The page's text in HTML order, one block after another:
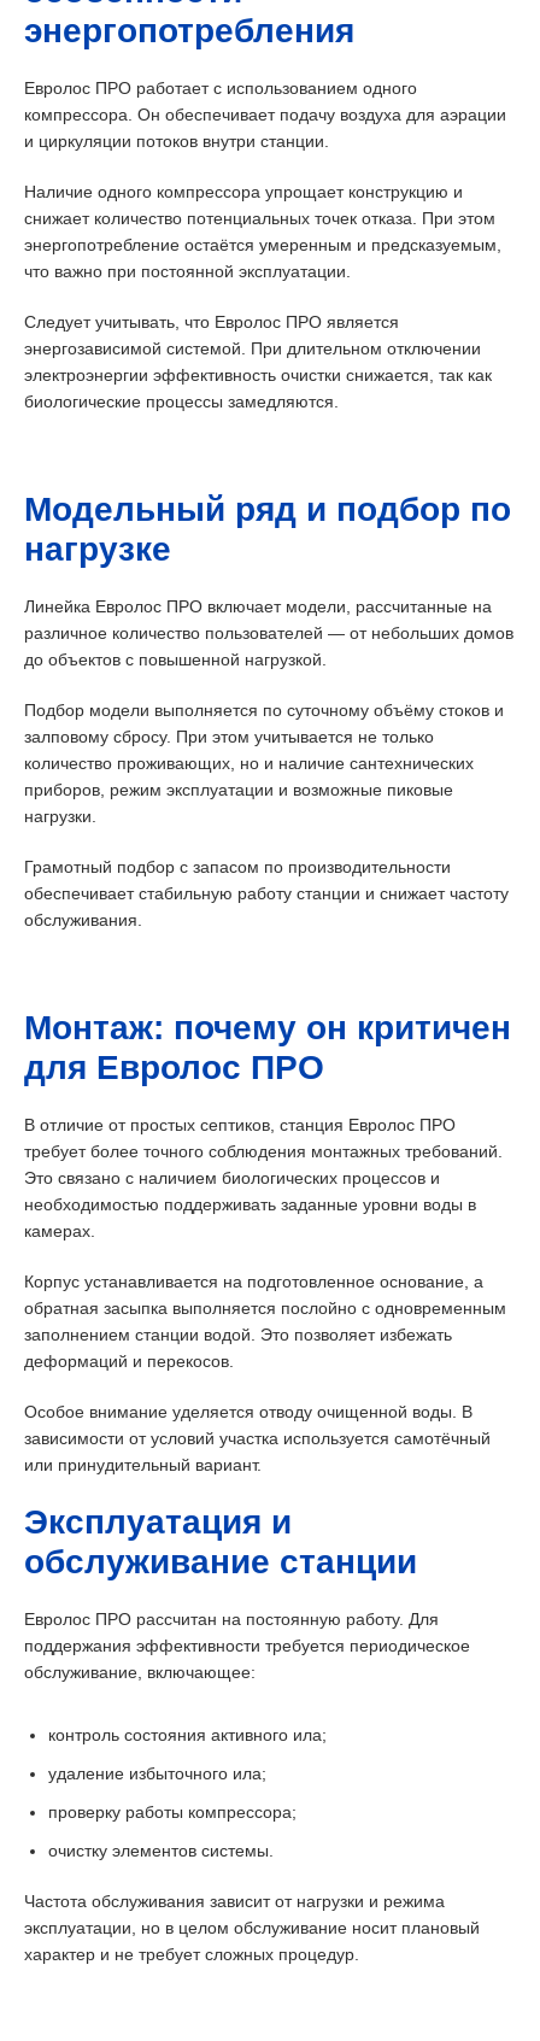
энергопотребления
Евролос ПРО работает с использованием одного
компрессора. Он обеспечивает подачу воздуха для аэрации
и циркуляции потоков внутри станции.
Наличие одного компрессора упрощает конструкцию и
снижает количество потенциальных точек отказа. При этом
энергопотребление остаётся умеренным и предсказуемым,
что важно при постоянной эксплуатации.
Следует учитывать, что Евролос ПРО является
энергозависимой системой. При длительном отключении
электроэнергии эффективность очистки снижается, так как
биологические процессы замедляются.
Модельный ряд и подбор по
нагрузке
Линейка Евролос ПРО включает модели, рассчитанные на
различное количество пользователей — от небольших домов
до объектов с повышенной нагрузкой.
Подбор модели выполняется по суточному объёму стоков и
залповому сбросу. При этом учитывается не только
количество проживающих, но и наличие сантехнических
приборов, режим эксплуатации и возможные пиковые
нагрузки.
Грамотный подбор с запасом по производительности
обеспечивает стабильную работу станции и снижает частоту
обслуживания.
Монтаж: почему он критичен
для Евролос ПРО
В отличие от простых септиков, станция Евролос ПРО
требует более точного соблюдения монтажных требований.
Это связано с наличием биологических процессов и
необходимостью поддерживать заданные уровни воды в
камерах.
Корпус устанавливается на подготовленное основание, а
обратная засыпка выполняется послойно с одновременным
заполнением станции водой. Это позволяет избежать
деформаций и перекосов.
Особое внимание уделяется отводу очищенной воды. В
зависимости от условий участка используется самотёчный
или принудительный вариант.
Эксплуатация и
обслуживание станции
Евролос ПРО рассчитан на постоянную работу. Для
поддержания эффективности требуется периодическое
обслуживание, включающее:
контроль состояния активного ила;
удаление избыточного ила;
проверку работы компрессора;
очистку элементов системы.
Частота обслуживания зависит от нагрузки и режима
эксплуатации, но в целом обслуживание носит плановый
характер и не требует сложных процедур.